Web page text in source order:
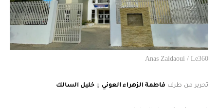
Anas Zaidaoui / Le360
تحرير من طرف فاطمة الزهراء العوني و خليل السالك